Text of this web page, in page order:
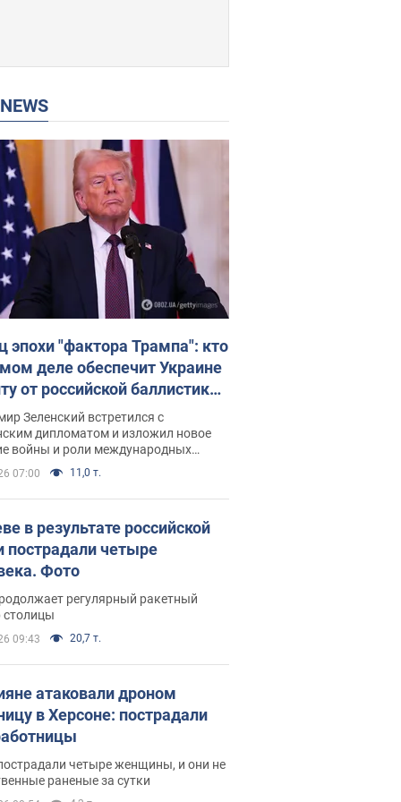
NEWS
эпохи "фактора Трампа": кто
деле обеспечит Украине
от российской баллистики.
с Безсмертным
Зеленский встретился с
дипломатом и изложил новое
войны и роли международных
в борьбе с Россией
07:00 11,0 т.
в результате российской
пострадали четыре
Фото
регулярный ракетный
столицы
09:43 20,7 т.
атаковали дроном
в Херсоне: пострадали
четыре женщины, и они не
раненые за сутки